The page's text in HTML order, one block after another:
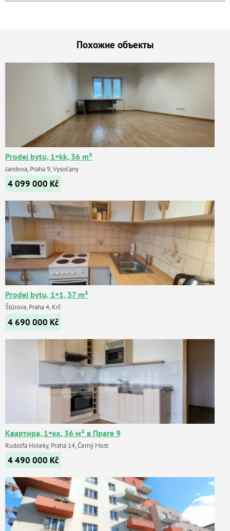
Похожие объекты
Prodej bytu, 1+kk, 36 m²
Jandova, Praha 9, Vysočany
4 099 000 Kč
Prodej bytu, 1+1, 37 m²
Štúrova, Praha 4, Krč
4 690 000 Kč
Квартира, 1+кк, 36 м² в Праге 9
Rudolfa Holeky, Praha 14, Černý Most
4 490 000 Kč